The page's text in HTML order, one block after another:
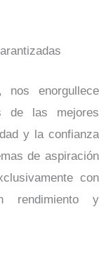
nos enorgullece
de las mejores
y la confianza
de aspiración
con
rendimiento y